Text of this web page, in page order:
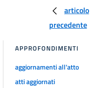
14
15
16
articolo
precedente
APPROFONDIMENTI
aggiornamenti all'atto
atti aggiornati